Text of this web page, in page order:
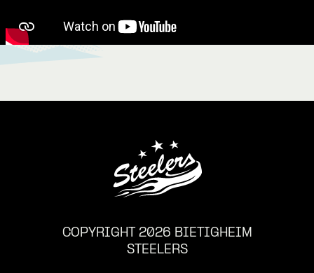
COPYRIGHT 2026 BIETIGHEIM
STEELERS